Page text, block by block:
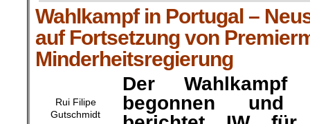
Wahlkampf in Portugal –
auf Fortsetzung von
Minderheitsregierung
Rui Filipe
Gutschmidt
Der
begonnen und